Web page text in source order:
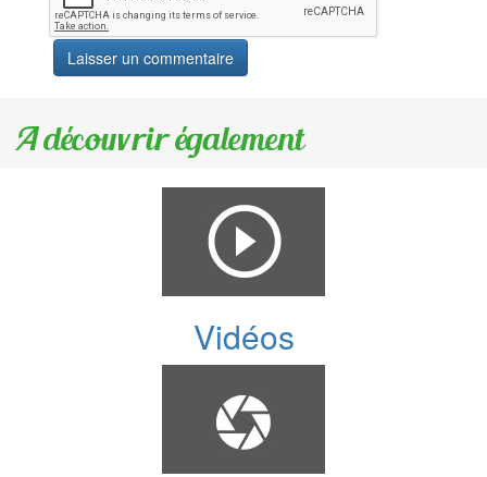
A découvrir également
Vidéos